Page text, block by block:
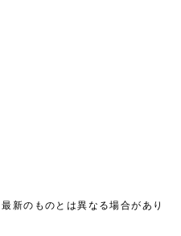
新のものとは異なる場合があり